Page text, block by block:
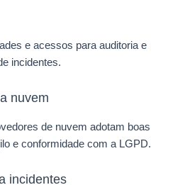
e acessos para auditoria e
incidentes.
nuvem
de nuvem adotam boas
e conformidade com a LGPD.
incidentes